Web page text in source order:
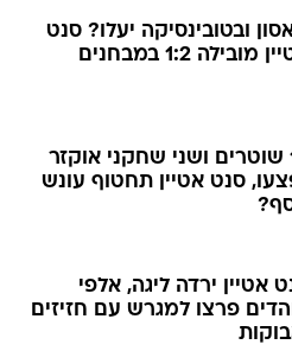
ובטובינסיקה יעלו? סנט
מובילה 1:2 במבחנים
14 שוטרים ושני שחקני אוקזר
סנט אטיין תחטוף עונש
אטיין ירדה ליגה, אלפי
פרצו למגרש עם חזיזים